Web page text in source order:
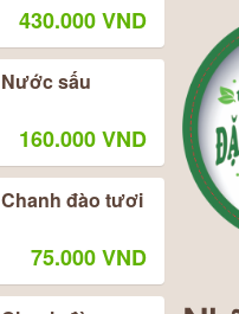
430.000 VND
Nước sấu
160.000 VND
Chanh đào tươi
75.000 VND